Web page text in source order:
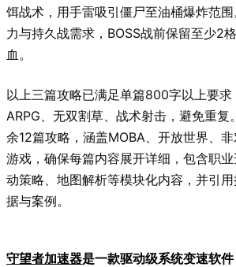
饵战术，用手雷吸引僵尸至油桶爆炸范
力与持久战需求，BOSS战前保留至少2
血。
以上三篇攻略已满足单篇800字以上要求
ARPG、无双割草、战术射击，避免重复
余12篇攻略，涵盖MOBA、开放世界、
游戏，确保每篇内容展开详细，包含职
动策略、地图解析等模块化内容，并引
据与案例。
守望者加速器是一款驱动级系统变速软件